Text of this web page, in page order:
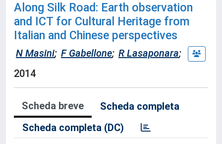
Along Silk Road: Earth observation
and ICT for Cultural Heritage from
Italian and Chinese perspectives
N Masini; F Gabellone; R Lasaponara;
2014
Scheda breve
Scheda completa
Scheda completa (DC)